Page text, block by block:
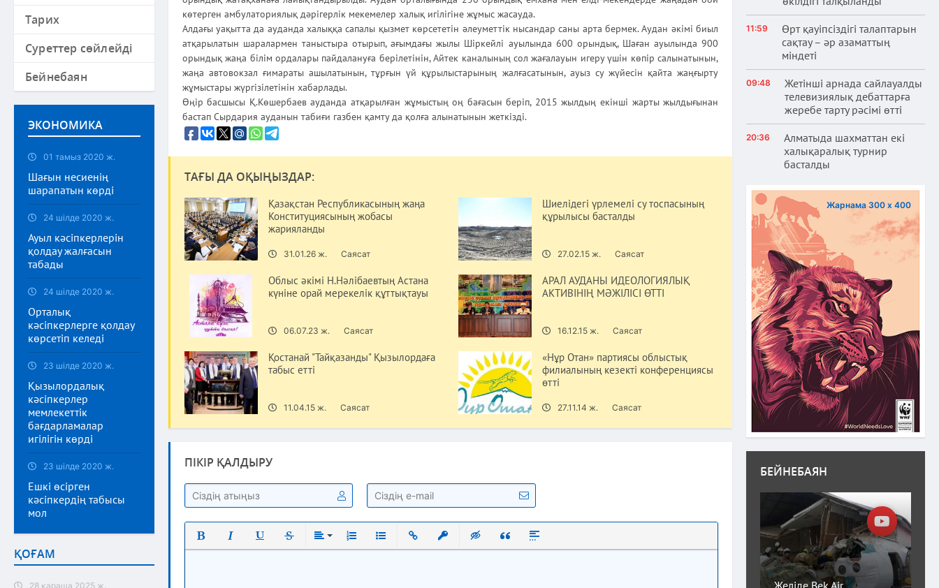
Тарих
Суреттер сөйлейді
Бейнебаян
ЭКОНОМИКА
01 тамыз 2020 ж.
Шағын несиенің
шарапатын көрді
24 шілде 2020 ж.
Ауыл кәсіпкерлерін
қолдау жалғасын
табады
24 шілде 2020 ж.
Орталық
кәсіпкерлерге қолдау
көрсетіп келеді
23 шілде 2020 ж.
Қызылордалық
кәсіпкерлер
мемлекеттік
бағдарламалар
игілігін көрді
23 шілде 2020 ж.
Ешкі өсірген
кәсіпкердің табысы
мол
ҚОҒАМ
28 қараша 2025 ж.
көтерген амбулаториялық дәрігерлік мекемелер халық игілігіне жұмыс жасауда.
Алдағы уақытта да ауданда халыққа сапалы қызмет көрсететін әлеуметтік нысандар саны арта бермек. Аудан әкімі биыл
атқарылатын шаралармен таныстыра отырып, ағымдағы жылы Шіркейлі ауылында 600 орындық, Шаған ауылында 900
орындық жаңа білім ордалары пайдалануға берілетінін, Айтек каналының сол жағалауын игеру үшін көпір салынатынын,
жаңа автовокзал ғимараты ашылатынын, тұрғын үй құрылыстарының жалғасатынын, ауыз су жүйесін қайта жаңғырту
жұмыстары жүргізілетінін хабарлады.
Өңір басшысы Қ.Көшербаев ауданда атқарылған жұмыстың оң бағасын беріп, 2015 жылдың екінші жарты жылдығынан
бастап Сырдария ауданын табиғи газбен қамту да қолға алынатынын жеткізді.
ТАҒЫ ДА ОҚЫҢЫЗДАР:
Қазақстан Республикасының жаңа
Конституциясының жобасы
жарияланды
31.01.26 ж. Саясат
Шиелідегі үрлемелі су тоспасының
құрылысы басталды
27.02.15 ж. Саясат
Облыс әкімі Н.Нәлібаевтың Астана
күнiне орай мерекелік құттықтауы
06.07.23 ж. Саясат
АРАЛ АУДАНЫ ИДЕОЛОГИЯЛЫҚ
АКТИВІНІҢ МӘЖІЛІСІ ӨТТІ
16.12.15 ж. Саясат
Қостанай "Тайқазанды" Қызылордаға
табыс етті
11.04.15 ж. Саясат
«Нұр Отан» партиясы облыстық
филиалының кезекті конференциясы
өтті
27.11.14 ж. Саясат
ПІКІР ҚАЛДЫРУ
Полужирный
КурсивПодчеркнутый
ЗачеркнутыйВыравнивание
Нумерованный список
Маркированный список
Вставить ссылку
Вставить защищенную ссылку
Вставка скрытого текста
Вставка цитаты
Вставка спойлера
11:59
Өрт қауіпсіздігі талаптарын
сақтау – әр азаматтың
міндеті
09:48
Жетінші арнада сайлауалды
телевизиялық дебаттарға
жеребе тарту рәсімі өтті
20:36
Алматыда шахматтан екі
халықаралық турнир
басталды
Жарнама 300 х 400
БЕЙНЕБАЯН